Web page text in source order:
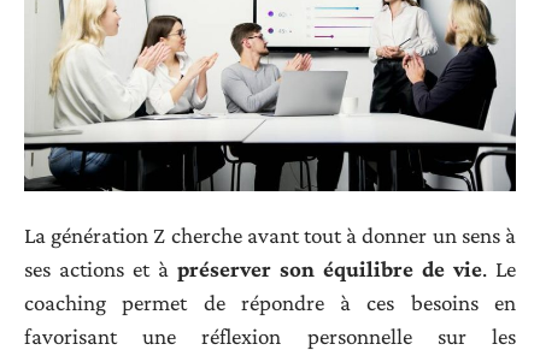
La génération Z cherche avant tout à donner un sens à
ses actions et à préserver son équilibre de vie. Le
coaching permet de répondre à ces besoins en
favorisant une réflexion personnelle sur les